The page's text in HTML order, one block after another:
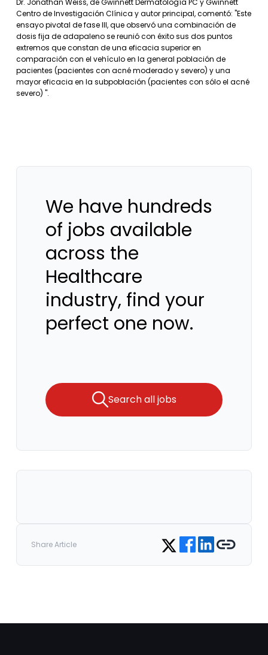
Dr. Jonathan Weiss, de Gwinnett Dermatología PC y Gwinnett
Centro de Investigación Clínica y autor principal, comentó: "Este
ensayo pivotal de fase III, que observó una combinación de
dosis fija de adapaleno se reunió con éxito sus dos puntos
extremos que constan de una eficacia superior en
comparación con el vehículo en la general población de
pacientes (pacientes con acné moderado y severo) y una
mayor eficacia en la subpoblación (pacientes con sólo el acné
severo) ".
We have hundreds
of jobs available
across the
Healthcare
industry, find your
perfect one now.
Search all jobs
Share Article Share on Twitter
Share on Facebook
Share on LinkedIn
Copy link